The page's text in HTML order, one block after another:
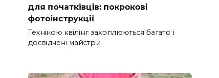
для початківців: покрокові
фотоінструкції
Технікою квілінг захоплюються багато і
досвідчені майстри